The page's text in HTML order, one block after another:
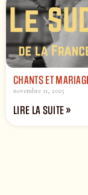
CHANTS ET
novembre 11, 2025
LIRE LA SUITE »